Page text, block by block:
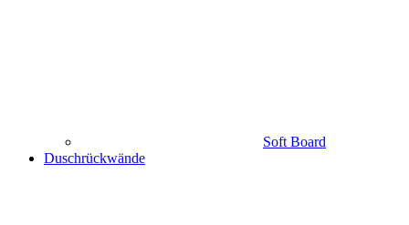
Soft Board
Duschrückwände